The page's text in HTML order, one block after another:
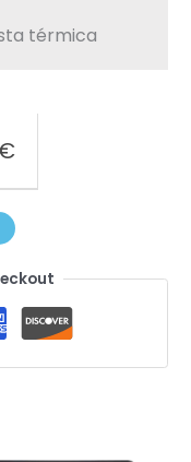
térmica